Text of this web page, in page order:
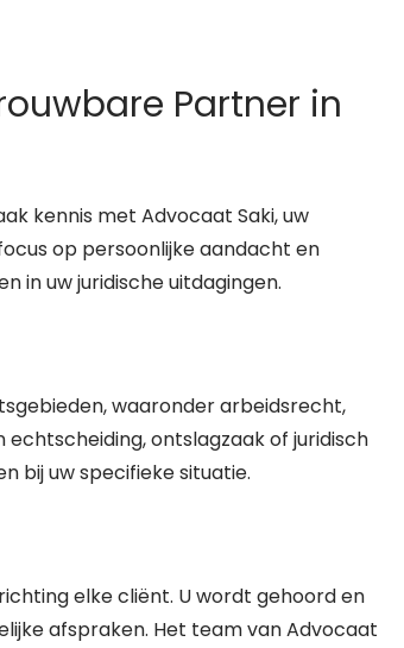
Partner in
kennis met Advocaat Saki, uw
op persoonlijke aandacht en
in uw juridische uitdagingen.
waaronder arbeidsrecht,
ontslagzaak of juridisch
bij uw specifieke situatie.
elke cliënt. U wordt gehoord en
afspraken. Het team van Advocaat